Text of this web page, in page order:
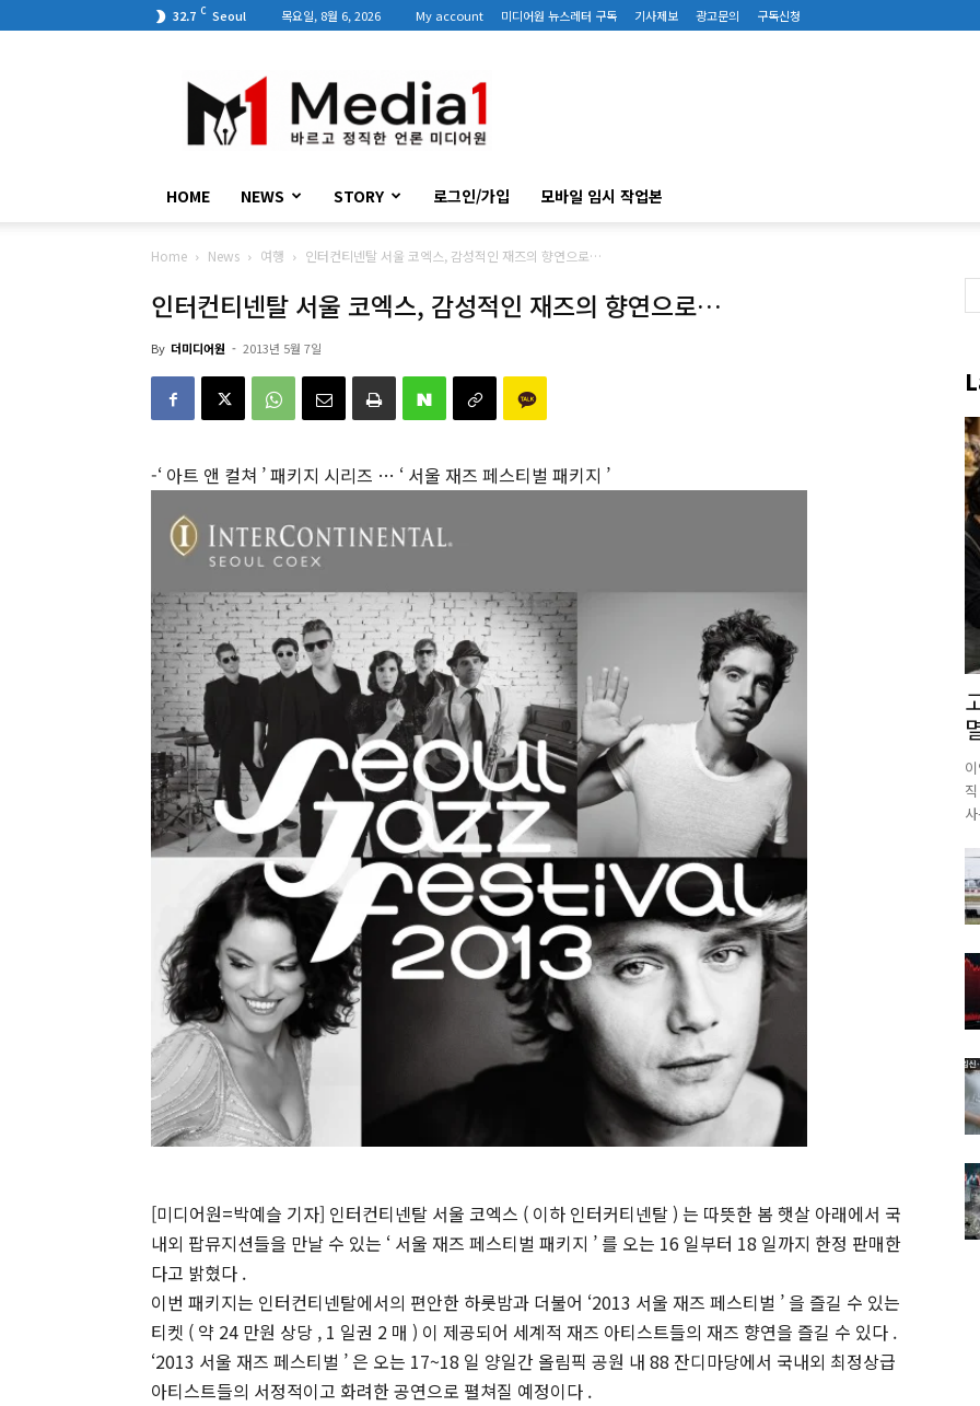
32.7 C Seoul 목요일, 8월 6, 2026 My account 미디어원 뉴스레터 구독 기사제보 광고문의 구독신청
디
어
원
HOME NEWS STORY 로그인/가입 모바일 임시 작업본
Home News 여행 인터컨티넨탈 서울 코엑스, 감성적인 재즈의 향연으로…
인터컨티넨탈 서울 코엑스, 감성적인 재즈의 향연으로…
By 더미디어원 - 2013년 5월 7일
-‘ 아트 앤 컬쳐 ’ 패키지 시리즈 … ‘ 서울 재즈 페스티벌 패키지 ’
[미디어원=박예슬 기자] 인터컨티넨탈 서울 코엑스 ( 이하 인터커티넨탈 ) 는 따뜻한 봄 햇살 아래에서 국
내외 팝뮤지션들을 만날 수 있는 ‘ 서울 재즈 페스티벌 패키지 ’ 를 오는 16 일부터 18 일까지 한정 판매한
다고 밝혔다 .
이번 패키지는 인터컨티넨탈에서의 편안한 하룻밤과 더불어 ‘2013 서울 재즈 페스티벌 ’ 을 즐길 수 있는
티켓 ( 약 24 만원 상당 , 1 일권 2 매 ) 이 제공되어 세계적 재즈 아티스트들의 재즈 향연을 즐길 수 있다 .
‘2013 서울 재즈 페스티벌 ’ 은 오는 17~18 일 양일간 올림픽 공원 내 88 잔디마당에서 국내외 최정상급
아티스트들의 서정적이고 화려한 공연으로 펼쳐질 예정이다 .